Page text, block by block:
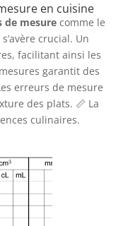
en cuisine
de mesurecomme le
crucial. Un
facilitant ainsi les
garantit des
erreurs de mesure
des plats. 📏 La
culinaires.